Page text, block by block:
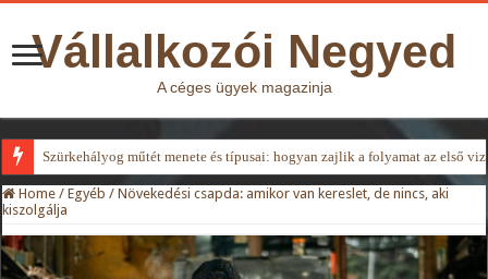
Vállalkozói Negyed
A céges ügyek magazinja
Szürkehályog műtét menete és típusai: hogyan zajlik a folyamat az első
Home / Egyéb / Növekedési csapda: amikor van kereslet, de nincs, aki
kiszolgálja